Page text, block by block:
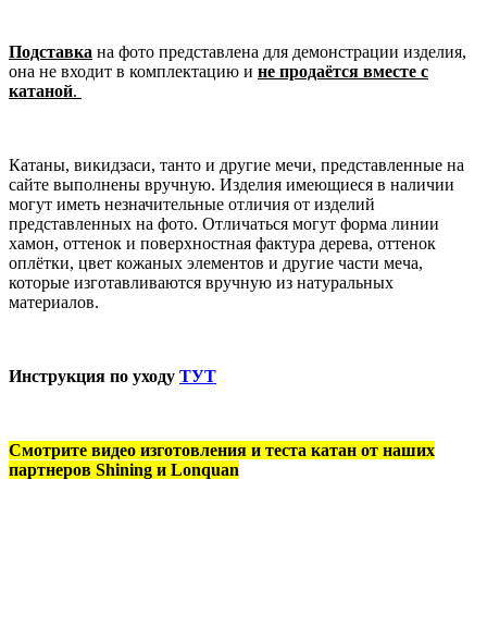
Подставка на фото представлена для демонстрации изделия,
она не входит в комплектацию и не продаётся вместе с
катаной.
Катаны, викидзаси, танто и другие мечи, представленные на
сайте выполнены вручную. Изделия имеющиеся в наличии
могут иметь незначительные отличия от изделий
представленных на фото. Отличаться могут форма линии
хамон, оттенок и поверхностная фактура дерева, оттенок
оплётки, цвет кожаных элементов и другие части меча,
которые изготавливаются вручную из натуральных
материалов.
Инструкция по уходу ТУТ
Смотрите видео изготовления и теста катан от наших
партнеров Shining и Lonquan